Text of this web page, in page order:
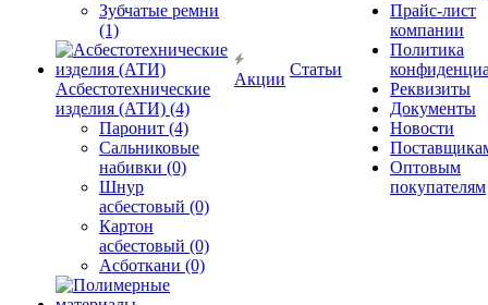
Зубчатые ремни
(1)
Асбестотехнические
изделия (АТИ) (4)
Паронит (4)
Сальниковые
набивки (0)
Шнур
асбестовый (0)
Картон
асбестовый (0)
Асботкани (0)
Акции
Статьи
Прайс-лист
компании
Политика
Реквизиты
Документы
Новости
Оптовым
покупателям